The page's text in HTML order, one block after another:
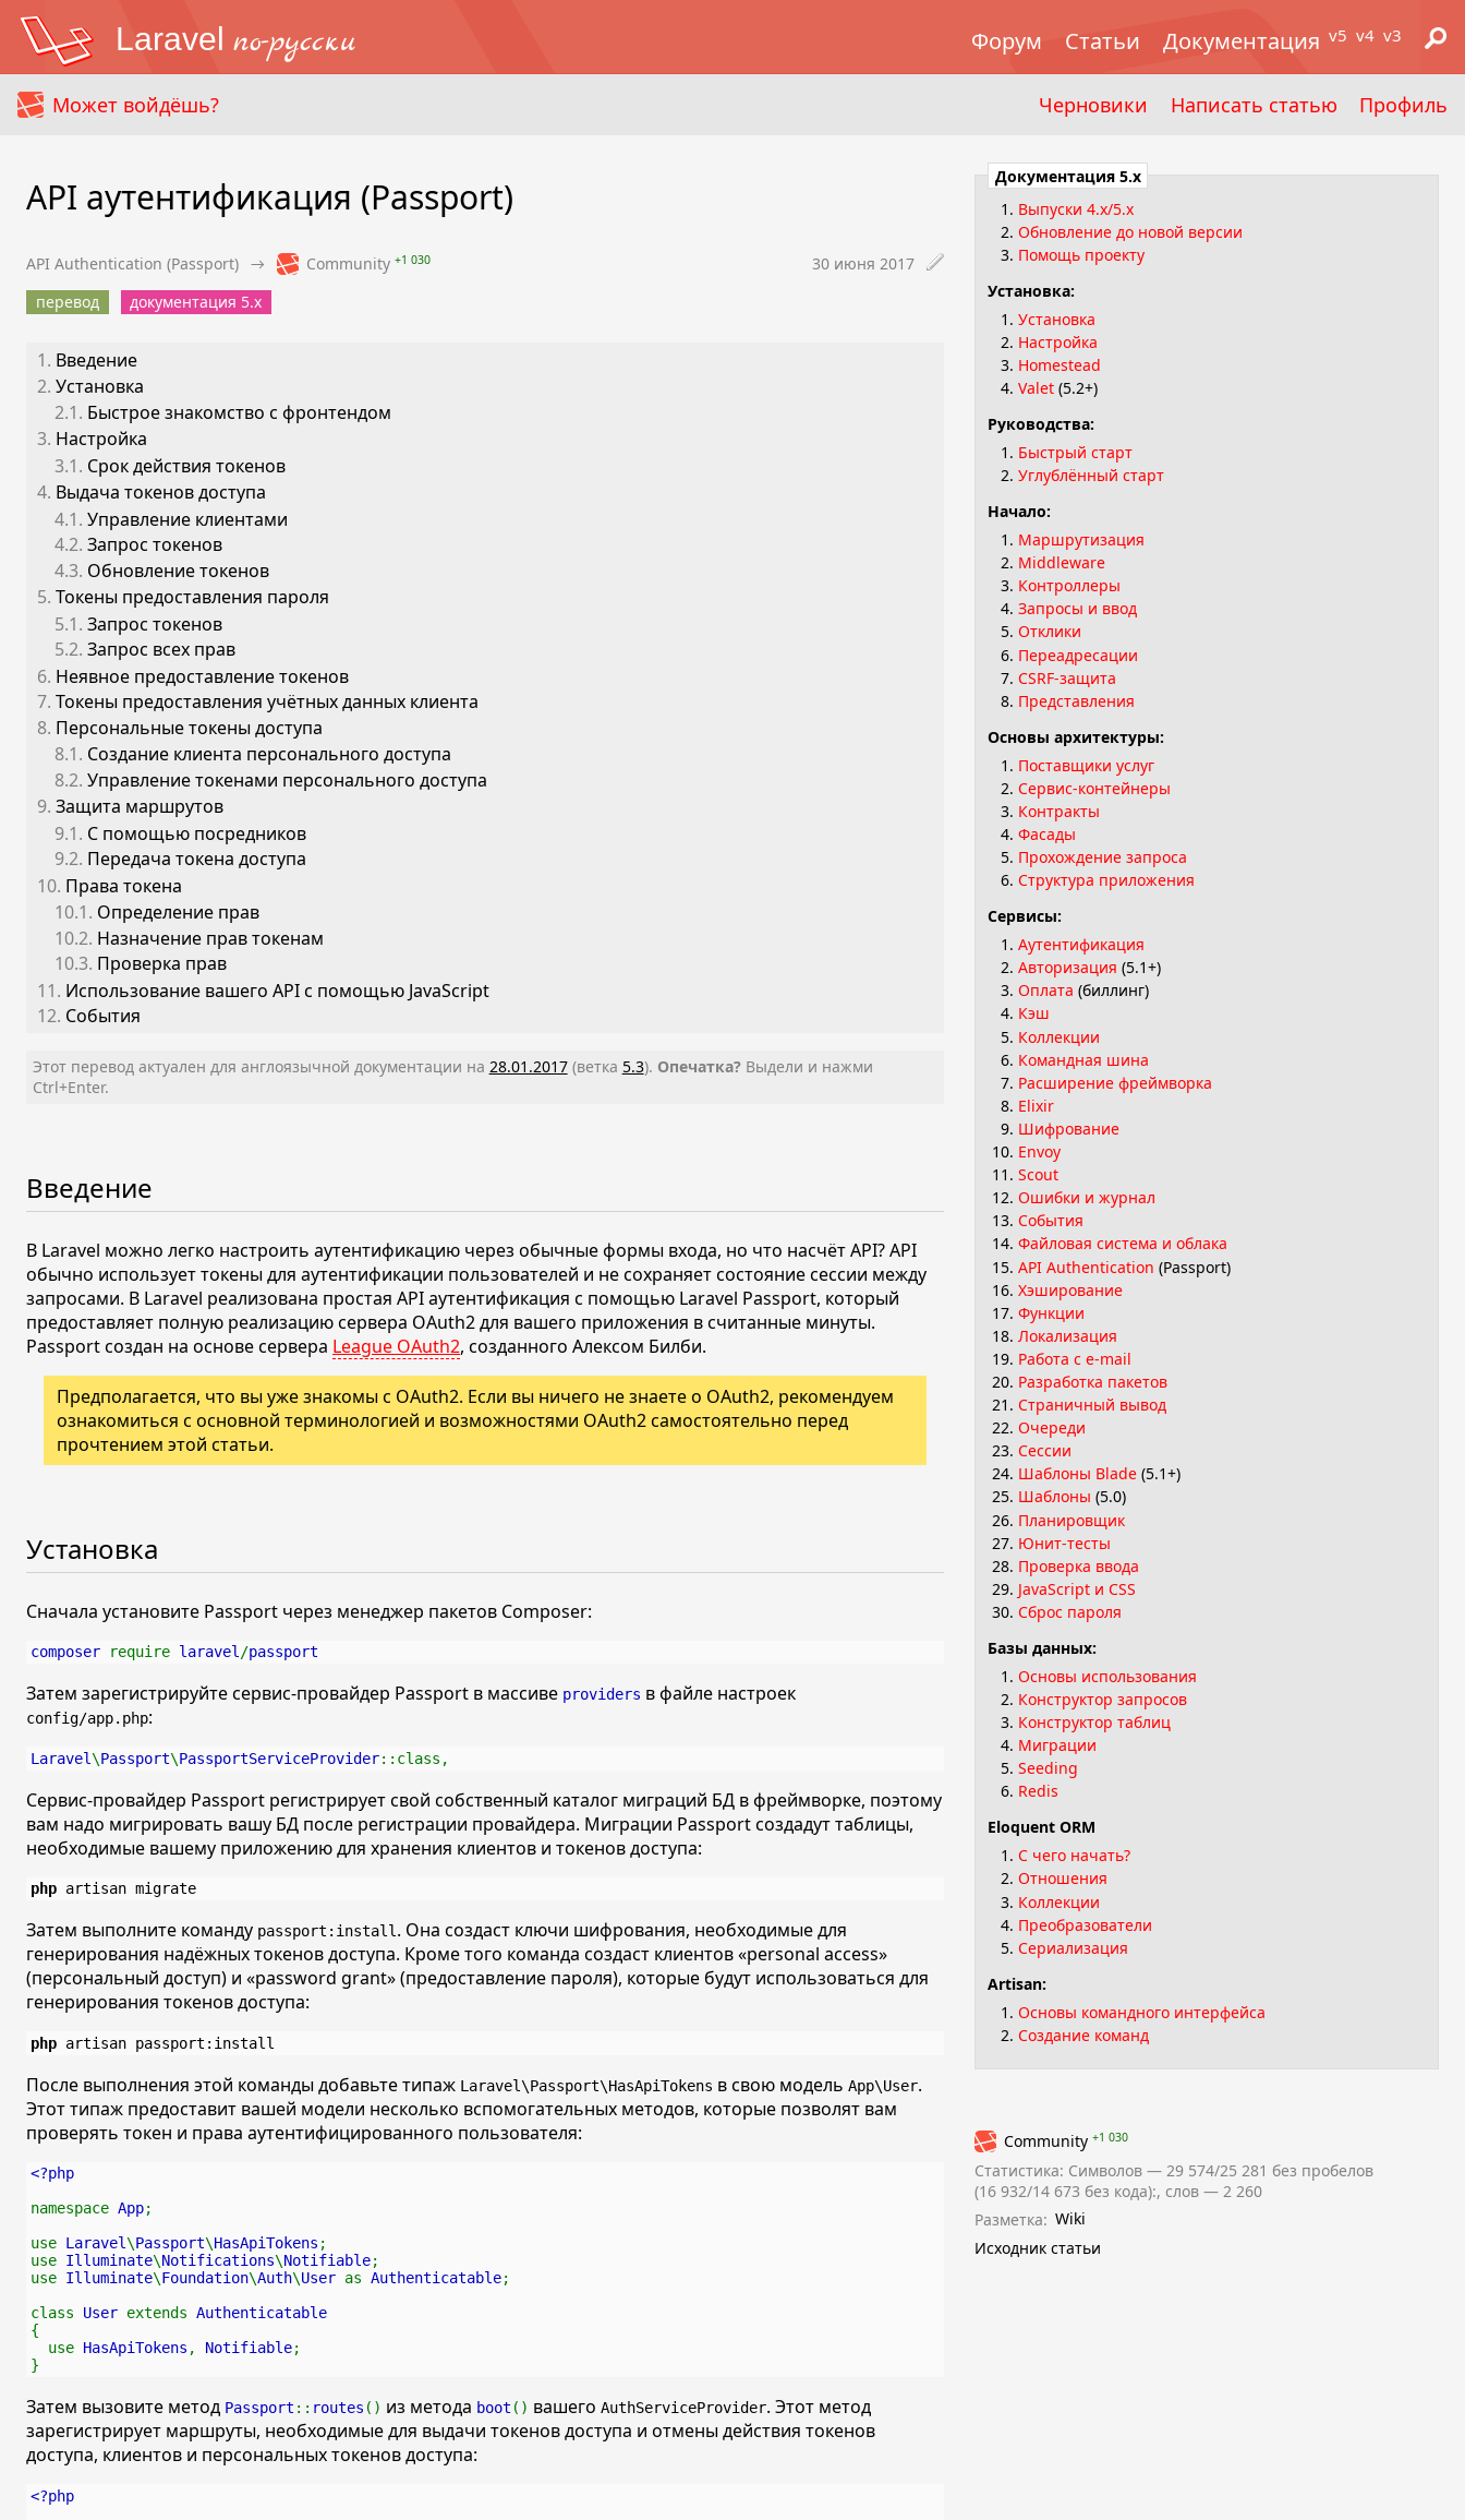
Laravel по-русски Форум Статьи Документация v5 v4 v3
Может войдёшь? Черновики Написать статью Профиль
API аутентификация (Passport)
API Authentication (Passport) → Community +1 030
30 июня 2017
перевод
документация 5.х
1. Введение
2. Установка
2.1. Быстрое знакомство с фронтендом
3. Настройка
3.1. Срок действия токенов
4. Выдача токенов доступа
4.1. Управление клиентами
4.2. Запрос токенов
4.3. Обновление токенов
5. Токены предоставления пароля
5.1. Запрос токенов
5.2. Запрос всех прав
6. Неявное предоставление токенов
7. Токены предоставления учётных данных клиента
8. Персональные токены доступа
8.1. Создание клиента персонального доступа
8.2. Управление токенами персонального доступа
9. Защита маршрутов
9.1. С помощью посредников
9.2. Передача токена доступа
10. Права токена
10.1. Определение прав
10.2. Назначение прав токенам
10.3. Проверка прав
11. Использование вашего API с помощью JavaScript
12. События
Этот перевод актуален для англоязычной документации на 28.01.2017(ветка 5.3). Опечатка?Выдели и нажми
Ctrl+Enter.
Введение
В Laravel можно легко настроить аутентификацию через обычные формы входа, но что насчёт API? API
обычно использует токены для аутентификации пользователей и не сохраняет состояние сессии между
запросами. В Laravel реализована простая API аутентификация с помощью Laravel Passport, который
предоставляет полную реализацию сервера OAuth2 для вашего приложения в считанные минуты.
Passport создан на основе сервера League OAuth2, созданного Алексом Билби.
Предполагается, что вы уже знакомы с OAuth2. Если вы ничего не знаете о OAuth2, рекомендуем
ознакомиться с основной терминологией и возможностями OAuth2 самостоятельно перед
прочтением этой статьи.
Установка
Сначала установите Passport через менеджер пакетов Composer:
composer require laravel/passport
Затем зарегистрируйте сервис-провайдер Passport в массиве providers в файле настроек
config/app.php:
Laravel\Passport\PassportServiceProvider::class,
Сервис-провайдер Passport регистрирует свой собственный каталог миграций БД в фреймворке, поэтому
вам надо мигрировать вашу БД после регистрации провайдера. Миграции Passport создадут таблицы,
необходимые вашему приложению для хранения клиентов и токенов доступа:
php
Затем выполните команду passport:install . Она создаст ключи шифрования, необходимые для
генерирования надёжных токенов доступа. Кроме того команда создаст клиентов«personal access»
(персональный доступ) и «password grant»(предоставление пароля), которые будут использоваться для
генерирования токенов доступа:
php
После выполнения этой команды добавьте типаж Laravel\Passport\HasApiTokens в свою модель App\User.
Этот типаж предоставит вашей модели несколько вспомогательных методов, которые позволят вам
проверять токен и права аутентифицированного пользователя:
<?php
namespace App;
use Laravel\Passport\HasApiTokens ;
use Illuminate\Notifications\Notifiable;
use Illuminate\Foundation\Auth\User as Authenticatable;
class User extends Authenticatable
{
use HasApiTokens , Notifiable;
}
Затем вызовите метод Passport :: routes () из метода boot () вашего AuthServiceProvider. Этот метод
зарегистрирует маршруты, необходимые для выдачи токенов доступа и отмены действия токенов
доступа, клиентов и персональных токенов доступа:
<?php
Документация 5.x
Выпуски 4.x/5.x
Обновление до новой версии
Помощь проекту
Установка:
Установка
Настройка
Homestead
Valet(5.2+)
Руководства:
Быстрый старт
Углублённый старт
Начало:
Маршрутизация
Middleware
Контроллеры
Запросы и ввод
Отклики
Переадресации
CSRF-защита
Представления
Основы архитектуры:
Поставщики услуг
Сервис-контейнеры
Контракты
Фасады
Прохождение запроса
Структура приложения
Сервисы:
Аутентификация
Авторизация (5.1+)
Оплата (биллинг)
Кэш
Коллекции
Командная шина
Расширение фреймворка
Elixir
Шифрование
Envoy
Scout
Ошибки и журнал
События
Файловая система и облака
API Authentication (Passport)
Хэширование
Функции
Локализация
Работа с e-mail
Разработка пакетов
Страничный вывод
Очереди
Сессии
Шаблоны Blade(5.1+)
Шаблоны (5.0)
Планировщик
Юнит-тесты
Проверка ввода
JavaScript и CSS
Сброс пароля
Базы данных:
Основы использования
Конструктор запросов
Конструктор таблиц
Миграции
Seeding
Redis
Eloquent ORM
С чего начать?
Отношения
Коллекции
Преобразователи
Сериализация
Artisan:
Основы командного интерфейса
Создание команд
Community +1 030
Статистика: Символов — 29 574/25 281 без пробелов
(16 932/14 673 без кода):, слов — 2 260
Разметка: Wiki
Исходник статьи